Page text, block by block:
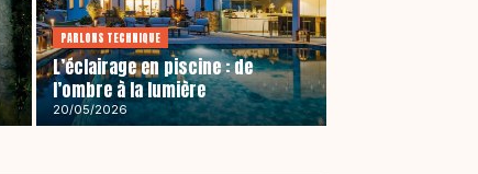
PARLONS TECHNIQUE
L’éclairage en piscine : de
l’ombre à la lumière
20/05/2026